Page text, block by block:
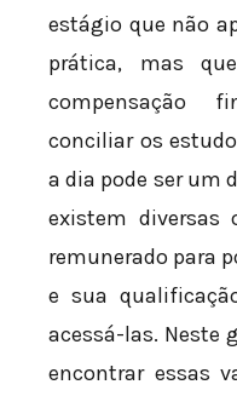
estágio que não
prática, mas
compensação
conciliar os
a dia pode ser um
existem diversas
remunerado para
e sua
acessá-las. Neste
encontrar essas